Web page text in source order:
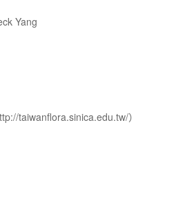
Yang
taiwanflora.sinica.edu.tw/）